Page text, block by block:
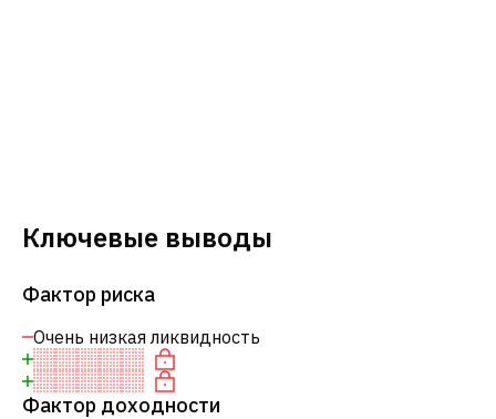
Ключевые выводы
Фактор риска
Очень низкая ликвидность
Фактор доходности